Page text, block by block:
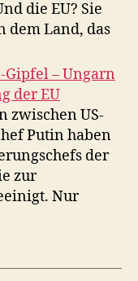
die EU? Sie
dem Land, das
Gipfel – Ungarn
der EU
zwischen US-
Putin haben
der
zur
Nur